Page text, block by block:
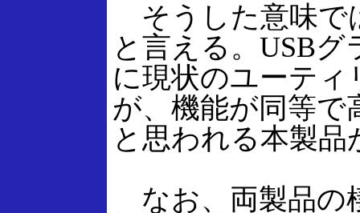
そうした意味で
と言える。USB
に現状のユーテ
が、機能が同等で
と思われる本製
なお、両製品の